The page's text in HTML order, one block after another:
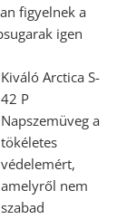
figyelnek a
igen
Kiváló Arctica S-
42 P
Napszemüveg a
tökéletes
védelemért,
amelyről nem
szabad